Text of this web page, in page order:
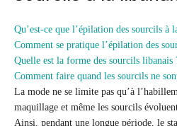
Qu’est-ce que l’épilation des sourcils à
Comment se pratique l’épilation des
Quelle est la forme des sourcils libanais
Comment faire quand les sourcils ne
La mode ne se limite pas qu’à
maquillage et même les sourcils
Ainsi, pendant une longue période, le